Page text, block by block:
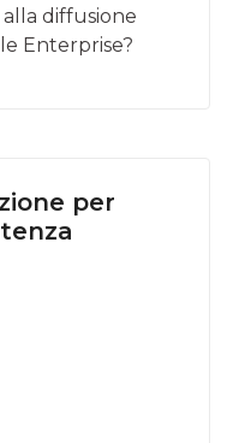
diffusione
Enterprise?
per